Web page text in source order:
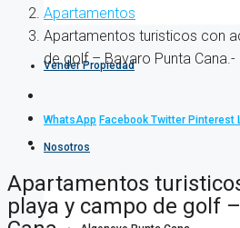
Vender Propiedad
Nosotros
Apartamentos
Apartamentos turisticos con
de golf – Bavaro Punta Cana.-
WhatsApp Facebook Twitter Pinterest
Apartamentos
playa y campo de golf